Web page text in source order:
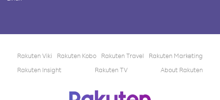
Rakuten Viki Rakuten Kobo Rakuten Travel
Rakuten Marketing
Rakuten Insight
Rakuten TV About Rakuten